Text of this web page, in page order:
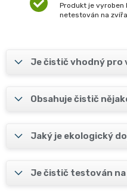
Produkt je vyroben
netestován na
Je čistič vhodný pro
Obsahuje čistič
Jaký je ekologický
Je čistič testován